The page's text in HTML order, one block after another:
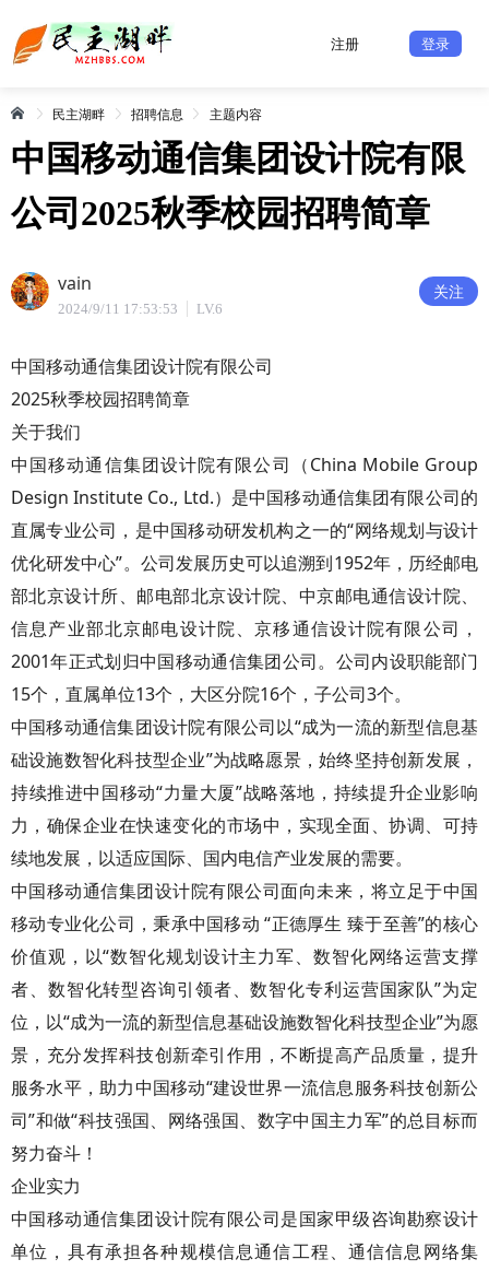
注册 登录
民主湖畔 招聘信息 主题内容
中国移动通信集团设计院有限
公司2025秋季校园招聘简章
vain
2024/9/11 17:53:53 LV.6
关注
中国移动通信集团设计院有限公司
2025秋季校园招聘简章
关于我们
中国移动通信集团设计院有限公司（China Mobile Group
Design Institute Co., Ltd.）是中国移动通信集团有限公司的
直属专业公司，是中国移动研发机构之一的“网络规划与设计
优化研发中心”。公司发展历史可以追溯到1952年，历经邮电
部北京设计所、邮电部北京设计院、中京邮电通信设计院、
信息产业部北京邮电设计院、京移通信设计院有限公司，
2001年正式划归中国移动通信集团公司。公司内设职能部门
15个，直属单位13个，大区分院16个，子公司3个。
中国移动通信集团设计院有限公司以“成为一流的新型信息基
础设施数智化科技型企业”为战略愿景，始终坚持创新发展，
持续推进中国移动“力量大厦”战略落地，持续提升企业影响
力，确保企业在快速变化的市场中，实现全面、协调、可持
续地发展，以适应国际、国内电信产业发展的需要。
中国移动通信集团设计院有限公司面向未来，将立足于中国
移动专业化公司，秉承中国移动 “正德厚生 臻于至善”的核心
价值观，以“数智化规划设计主力军、数智化网络运营支撑
者、数智化转型咨询引领者、数智化专利运营国家队”为定
位，以“成为一流的新型信息基础设施数智化科技型企业”为愿
景，充分发挥科技创新牵引作用，不断提高产品质量，提升
服务水平，助力中国移动“建设世界一流信息服务科技创新公
司”和做“科技强国、网络强国、数字中国主力军”的总目标而
努力奋斗！
企业实力
中国移动通信集团设计院有限公司是国家甲级咨询勘察设计
单位，具有承担各种规模信息通信工程、通信信息网络集